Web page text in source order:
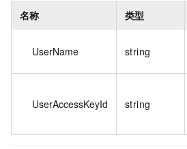
名称 类型
UserName string
UserAccessKeyId string